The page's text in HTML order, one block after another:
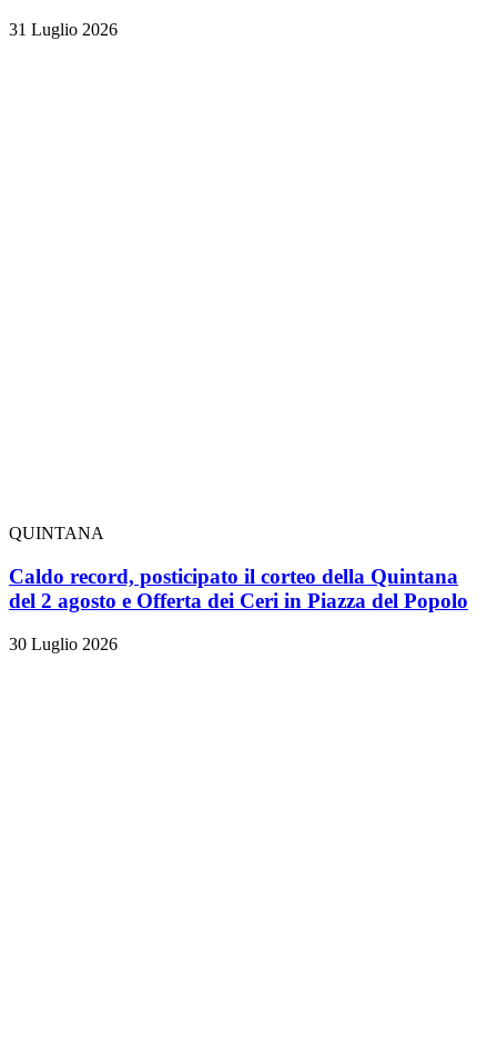
31 Luglio 2026
QUINTANA
Caldo record, posticipato il corteo della Quintana
del 2 agosto e Offerta dei Ceri in Piazza del Popolo
30 Luglio 2026